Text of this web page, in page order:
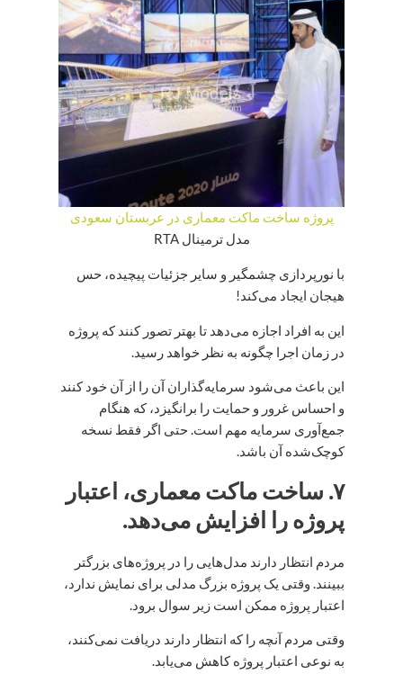
پروژه ساخت ماکت معماری در عربستان سعودی
مدل ترمینال RTA
با نورپردازی چشمگیر و سایر جزئیات پیچیده، حس
هیجان ایجاد می‌کند!
این به افراد اجازه می‌دهد تا بهتر تصور کنند که پروژه
در زمان اجرا چگونه به نظر خواهد رسید.
این باعث می‌شود سرمایه‌گذاران آن را از آن خود کنند
و احساس غرور و حمایت را برانگیزد، که هنگام
جمع‌آوری سرمایه مهم است. حتی اگر فقط نسخه
کوچک‌شده آن باشد.
۷. ساخت ماکت معماری، اعتبار
پروژه را افزایش می‌دهد.
مردم انتظار دارند مدل‌هایی را در پروژه‌های بزرگتر
ببینند. وقتی یک پروژه بزرگ مدلی برای نمایش ندارد،
اعتبار پروژه ممکن است زیر سوال برود.
وقتی مردم آنچه را که انتظار دارند دریافت نمی‌کنند،
به نوعی اعتبار پروژه کاهش می‌یابد.